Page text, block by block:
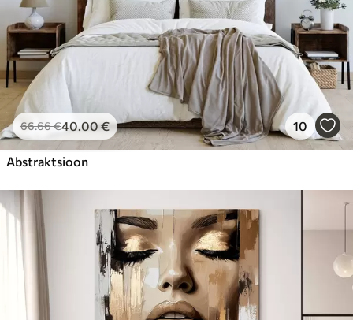
66.66€40.00€ 10
Abstraktsioon